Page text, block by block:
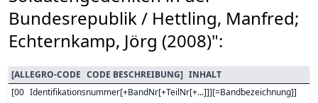
Bundesrepublik / Hettling, Manfred;
Echternkamp, Jörg (2008)":
[ALLEGRO-CODE CODE BESCHREIBUNG] INHALT
[00 Identifikationsnummer[+BandNr[+TeilNr[+...]]][=Bandbezeichnung]]